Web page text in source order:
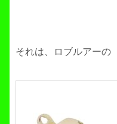
それは、ロブルアーの